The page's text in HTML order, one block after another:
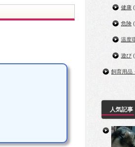
健康
危険
温度
遊び
飼育用品
人気記事